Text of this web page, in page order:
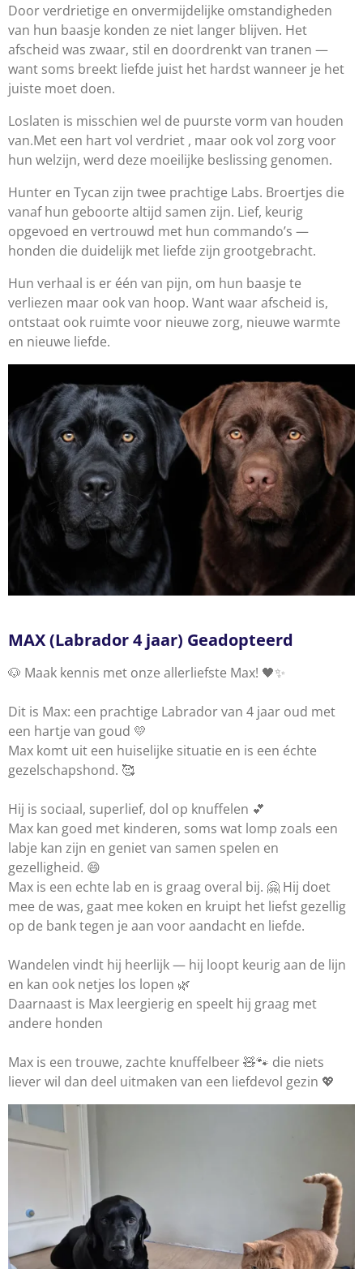
Door verdrietige en onvermijdelijke omstandigheden
van hun baasje konden ze niet langer blijven. Het
afscheid was zwaar, stil en doordrenkt van tranen —
want soms breekt liefde juist het hardst wanneer je het
juiste moet doen.
Loslaten is misschien wel de puurste vorm van houden
van.Met een hart vol verdriet , maar ook vol zorg voor
hun welzijn, werd deze moeilijke beslissing genomen.
Hunter en Tycan zijn twee prachtige Labs. Broertjes die
vanaf hun geboorte altijd samen zijn. Lief, keurig
opgevoed en vertrouwd met hun commando’s —
honden die duidelijk met liefde zijn grootgebracht.
Hun verhaal is er één van pijn, om hun baasje te
verliezen maar ook van hoop. Want waar afscheid is,
ontstaat ook ruimte voor nieuwe zorg, nieuwe warmte
en nieuwe liefde.
MAX (Labrador 4 jaar) Geadopteerd
🐶 Maak kennis met onze allerliefste Max! 🖤✨
Dit is Max: een prachtige Labrador van 4 jaar oud met
een hartje van goud 💛
Max komt uit een huiselijke situatie en is een échte
gezelschapshond. 🥰
Hij is sociaal, superlief, dol op knuffelen 💕
Max kan goed met kinderen, soms wat lomp zoals een
labje kan zijn en geniet van samen spelen en
gezelligheid. 😄
Max is een echte lab en is graag overal bij. 🤗 Hij doet
mee de was, gaat mee koken en kruipt het liefst gezellig
op de bank tegen je aan voor aandacht en liefde.
Wandelen vindt hij heerlijk — hij loopt keurig aan de lijn
en kan ook netjes los lopen 🌿
Daarnaast is Max leergierig en speelt hij graag met
andere honden
Max is een trouwe, zachte knuffelbeer🧸🐾 die niets
liever wil dan deel uitmaken van een liefdevol gezin 💖